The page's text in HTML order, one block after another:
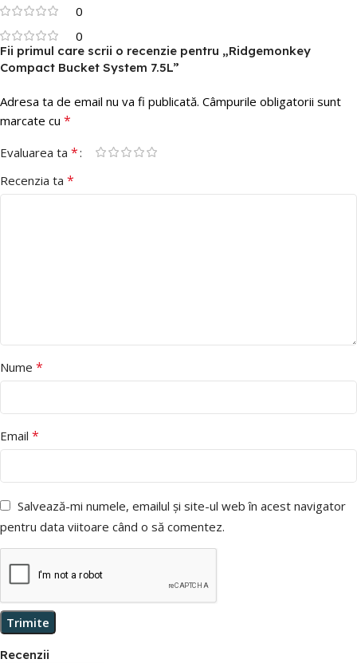
0
0
Recenzii
Fii primul care scrii o recenzie pentru „Ridgemonkey
Compact Bucket System 7.5L”
Adresa ta de email nu va fi publicată. Câmpurile obligatorii sunt
marcate cu *
Evaluarea ta *
Recenzia ta *
Nume *
Email *
Salvează-mi numele, emailul și site-ul web în acest navigator
pentru data viitoare când o să comentez.